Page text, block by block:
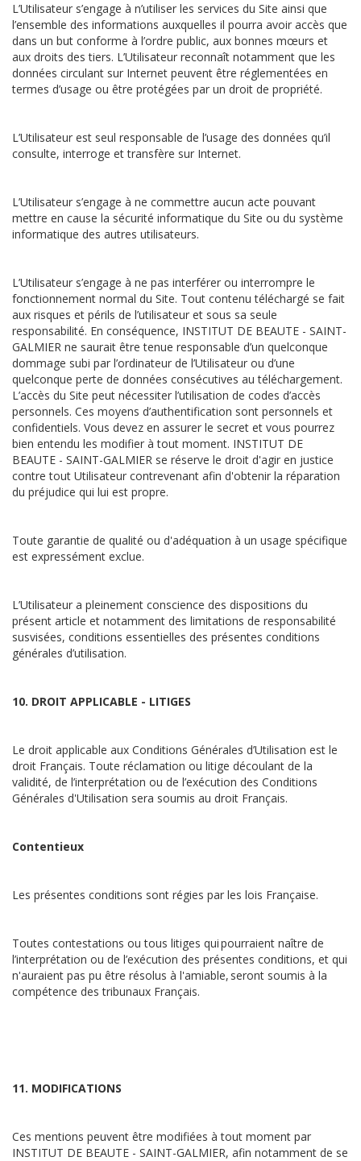
L’Utilisateur s’engage à n’utiliser les services du Site ainsi que
l’ensemble des informations auxquelles il pourra avoir accès que
dans un but conforme à l’ordre public, aux bonnes mœurs et
aux droits des tiers. L’Utilisateur reconnaît notamment que les
données circulant sur Internet peuvent être réglementées en
termes d’usage ou être protégées par un droit de propriété.
L’Utilisateur est seul responsable de l’usage des données qu’il
consulte, interroge et transfère sur Internet.
L’Utilisateur s’engage à ne commettre aucun acte pouvant
mettre en cause la sécurité informatique du Site ou du système
informatique des autres utilisateurs.
L’Utilisateur s’engage à ne pas interférer ou interrompre le
fonctionnement normal du Site. Tout contenu téléchargé se fait
aux risques et périls de l’utilisateur et sous sa seule
responsabilité. En conséquence, INSTITUT DE BEAUTE - SAINT-
GALMIER ne saurait être tenue responsable d’un quelconque
dommage subi par l’ordinateur de l’Utilisateur ou d’une
quelconque perte de données consécutives au téléchargement.
L’accès du Site peut nécessiter l’utilisation de codes d’accès
personnels. Ces moyens d’authentification sont personnels et
confidentiels. Vous devez en assurer le secret et vous pourrez
bien entendu les modifier à tout moment. INSTITUT DE
BEAUTE - SAINT-GALMIER se réserve le droit d'agir en justice
contre tout Utilisateur contrevenant afin d'obtenir la réparation
du préjudice qui lui est propre.
Toute garantie de qualité ou d'adéquation à un usage spécifique
est expressément exclue.
L’Utilisateur a pleinement conscience des dispositions du
présent article et notamment des limitations de responsabilité
susvisées, conditions essentielles des présentes conditions
générales d’utilisation.
10. DROIT APPLICABLE - LITIGES
Le droit applicable aux Conditions Générales d’Utilisation est le
droit Français. Toute réclamation ou litige découlant de la
validité, de l’interprétation ou de l’exécution des Conditions
Générales d'Utilisation sera soumis au droit Français.
Contentieux
Les présentes conditions sont régies par les lois Française.
Toutes contestations ou tous litiges qui pourraient naître de
l’interprétation ou de l’exécution des présentes conditions, et qui
n'auraient pas pu être résolus à l'amiable, seront soumis à la
compétence des tribunaux Français.
11. MODIFICATIONS
Ces mentions peuvent être modifiées à tout moment par
INSTITUT DE BEAUTE - SAINT-GALMIER, afin notamment de se